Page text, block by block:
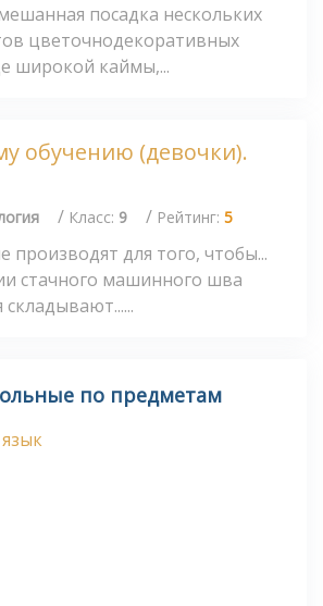
посадка нескольких
цветочнодекоративных
широкой каймы,...
обучению (девочки).
/ Класс: 9 / Рейтинг: 5
для того, чтобы...
стачного машинного шва
по предметам